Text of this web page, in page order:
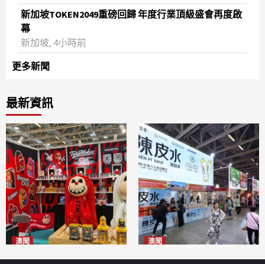
新加坡TOKEN2049重磅回歸 年度行業頂級盛會再度啟
幕
新加坡, 4小時前
更多新聞
最新資訊
澳聞 澳聞